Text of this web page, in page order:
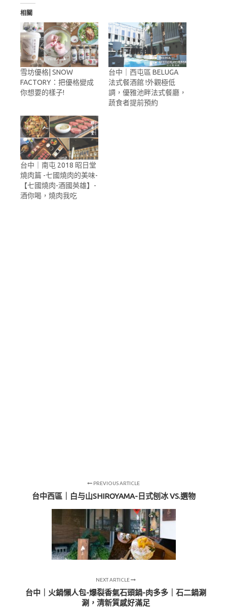
相關
雪坊優格| SNOW
FACTORY：把優格變成
你想要的樣子!
台中｜西屯區 BELUGA
法式餐酒館 !外觀極低
調，優雅池畔法式餐廳，
蔬食者提前預約
台中｜南屯 2018 昭日堂
燒肉篇 -七國燒肉的美味-
【七國燒肉-酒國英雄】-
酒你喝，燒肉我吃
PREVIOUS ARTICLE
台中西區｜白与山SHIROYAMA-日式刨冰 VS.選物
NEXT ARTICLE
台中｜火鍋懶人包-爆裂香氣石頭鍋-肉多多｜石二鍋涮
涮，清新質感好滿足